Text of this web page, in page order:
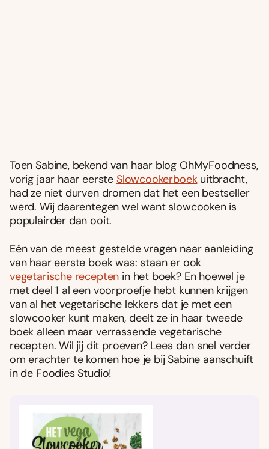
Toen Sabine, bekend van haar blog OhMyFoodness,
vorig jaar haar eerste Slowcookerboekuitbracht,
had ze niet durven dromen dat het een bestseller
werd. Wij daarentegen wel want slowcooken is
populairder dan ooit.
Eén van de meest gestelde vragen naar aanleiding
van haar eerste boek was: staan er ook
vegetarische recepten in het boek? En hoewel je
met deel 1 al een voorproefje hebt kunnen krijgen
van al het vegetarische lekkers dat je met een
slowcooker kunt maken, deelt ze in haar tweede
boek alleen maar verrassende vegetarische
recepten. Wil jij dit proeven? Lees dan snel verder
om erachter te komen hoe je bij Sabine aanschuift
in de Foodies Studio!